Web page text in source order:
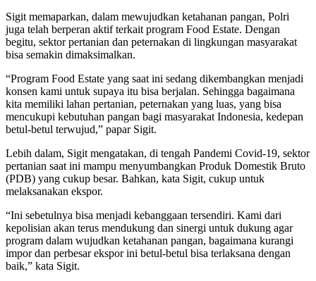
Sigit memaparkan, dalam mewujudkan ketahanan pangan, Polri
juga telah berperan aktif terkait program Food Estate. Dengan
begitu, sektor pertanian dan peternakan di lingkungan masyarakat
bisa semakin dimaksimalkan.
“Program Food Estate yang saat ini sedang dikembangkan menjadi
konsen kami untuk supaya itu bisa berjalan. Sehingga bagaimana
kita memiliki lahan pertanian, peternakan yang luas, yang bisa
mencukupi kebutuhan pangan bagi masyarakat Indonesia, kedepan
betul-betul terwujud,” papar Sigit.
Lebih dalam, Sigit mengatakan, di tengah Pandemi Covid-19, sektor
pertanian saat ini mampu menyumbangkan Produk Domestik Bruto
(PDB) yang cukup besar. Bahkan, kata Sigit, cukup untuk
melaksanakan ekspor.
“Ini sebetulnya bisa menjadi kebanggaan tersendiri. Kami dari
kepolisian akan terus mendukung dan sinergi untuk dukung agar
program dalam wujudkan ketahanan pangan, bagaimana kurangi
impor dan perbesar ekspor ini betul-betul bisa terlaksana dengan
baik,” kata Sigit.